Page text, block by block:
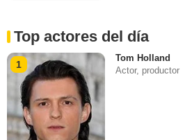
Top actores del día
1
Tom Holland
Actor, productor